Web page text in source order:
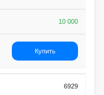
10 000
Купить
6929